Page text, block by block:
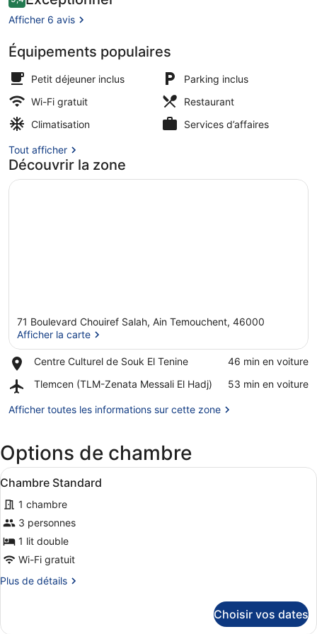
Coin salon dans le hall
voyageurs
9,4 sur 10
Afficher 6 avis
Équipements populaires
Petit déjeuner inclus
Parking inclus
Wi-Fi gratuit
Restaurant
Climatisation
Services d’affaires
Tout afficher
Découvrir la zone
71 Boulevard Chouiref Salah, Ain Temouchent, 46000
Afficher la carte
Centre Culturel de Souk El Tenine
Place,
Culturel
Souk
‪46 min en voiture‬
Tlemcen (TLM-Zenata Messali El Hadj)
Airport,
(TLM-
El
Hadj)
‪53 min en voiture‬
Afficher toutes les informations sur cette zone
Options de chambre
Afficher
toutes
les
photos
pour
ce
de
Une chambre d’hôtel avec un lit
3
Chambre Standard
1 chambre
3 personnes
1 lit double
Wi-Fi gratuit
Plus de détails
Plus
le
Choisir vos dates